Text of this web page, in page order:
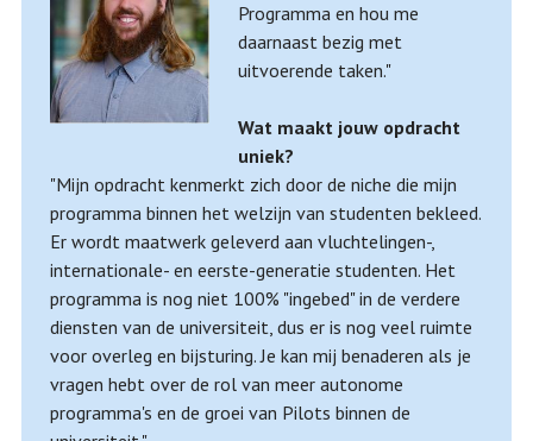
Programma en hou me
daarnaast bezig met
uitvoerende taken."
Wat maakt jouw opdracht
uniek?
"Mijn opdracht kenmerkt zich door de niche die mijn
programma binnen het welzijn van studenten bekleed.
Er wordt maatwerk geleverd aan vluchtelingen-,
internationale- en eerste-generatie studenten. Het
programma is nog niet 100% "ingebed" in de verdere
diensten van de universiteit, dus er is nog veel ruimte
voor overleg en bijsturing. Je kan mij benaderen als je
vragen hebt over de rol van meer autonome
programma's en de groei van Pilots binnen de